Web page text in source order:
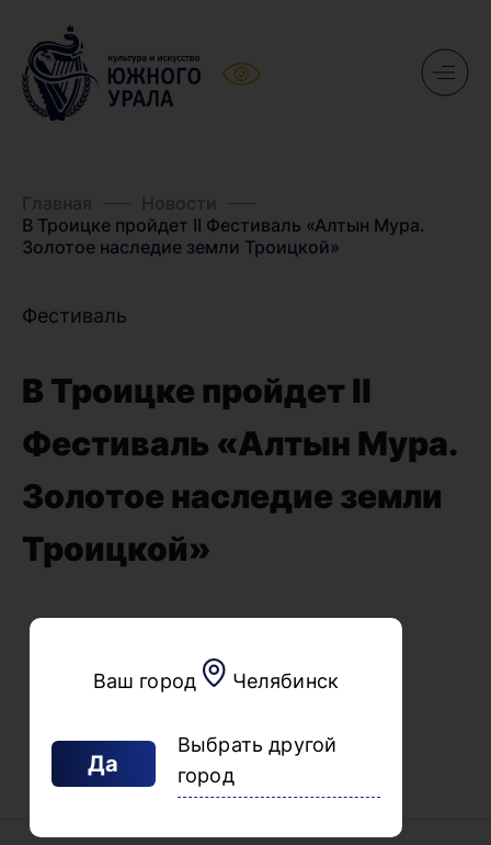
Ваш город Челябинск
Да
Выбрать другой
город
Главная
Новости
В Троицке пройдет II Фестиваль «Алтын Мура.
Золотое наследие земли Троицкой»
Фестиваль
В Троицке пройдет II
Фестиваль «Алтын Мура.
Золотое наследие земли
Троицкой»